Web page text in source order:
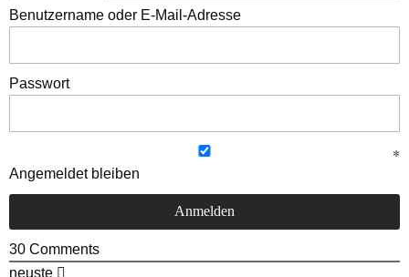
Benutzername oder E-Mail-Adresse
Passwort
Angemeldet bleiben
30 Comments
neuste